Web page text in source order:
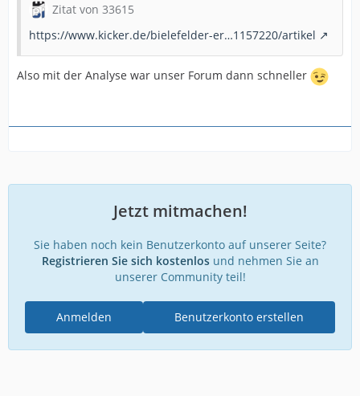
Zitat von 33615
https://www.kicker.de/bielefelder-er…1157220/artikel
Also mit der Analyse war unser Forum dann schneller
Jetzt mitmachen!
Sie haben noch kein Benutzerkonto auf unserer Seite?
Registrieren Sie sich kostenlosund nehmen Sie an
unserer Community teil!
Benutzerkonto erstellen
Anmelden